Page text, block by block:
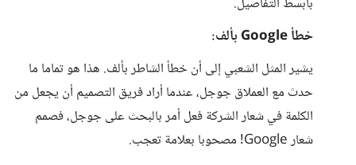
خطأ Google بألف:
يشير المثل الشعبي إلى أن خطأ الشاطر بألف. هذا هو تماما ما
حدث مع العملاق جوجل، عندما أراد فريق التصميم أن يجعل من
الكلمة في شعار الشركة فعل أمر بالبحث على جوجل، فصمم
شعار Google! مصحوبا بعلامة تعجب.